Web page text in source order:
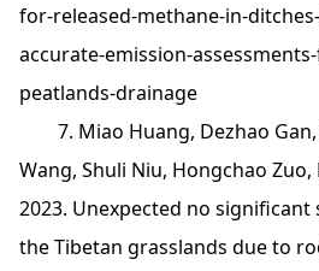
for-released-methane-in-
accurate-emission-
peatlands-drainage
7. Miao Huang, Dezhao
Wang, Shuli Niu, Hongchao Zuo,
2023. Unexpected no significant
the Tibetan grasslands due to